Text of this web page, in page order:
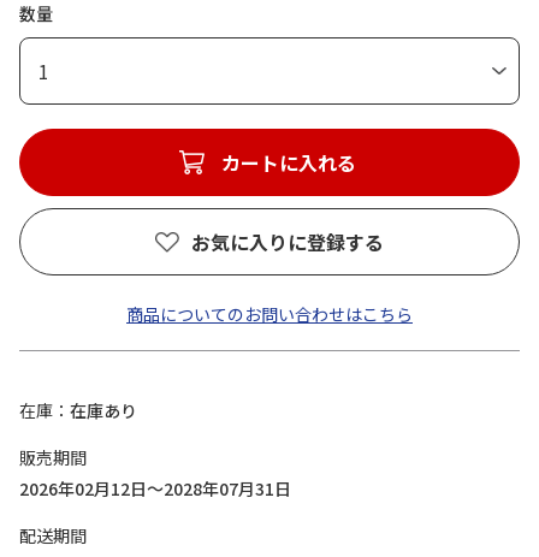
数量
1
カートに入れる
お気に入りに登録する
商品についてのお問い合わせはこちら
在庫
在庫あり
販売期間
2026年02月12日～2028年07月31日
配送期間